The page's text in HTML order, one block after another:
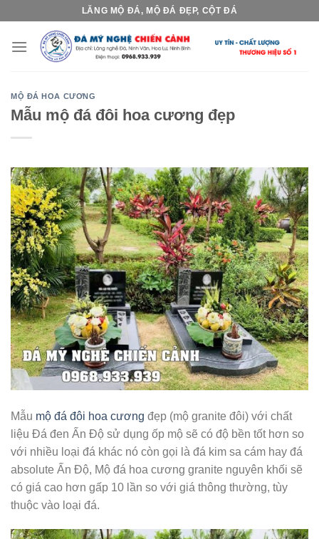
content
LĂNG MỘ ĐÁ, MỘ ĐÁ ĐẸP, CỘT ĐÁ
MỘ ĐÁ HOA CƯƠNG
Mẫu mộ đá đôi hoa cương đẹp
Mẫu mộ đá đôi hoa cương đẹp (mộ granite đôi) với chất
liệu Đá đen Ấn Độ sử dụng ốp mộ sẽ có độ bền tốt hơn so
với nhiều loại đá khác nó còn gọi là đá kim sa cám hay đá
absolute Ấn Độ, Mộ đá hoa cương granite nguyên khối sẽ
có giá cao hơn gấp 10 lần so với giá thông thường, tùy
thuộc vào loại đá.